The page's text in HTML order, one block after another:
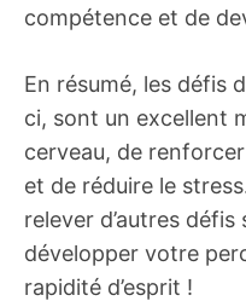
compétence et de
En résumé, les défis
ci, sont un excellent
cerveau, de
et de réduire le
relever d’autres
développer votre
rapidité d’esprit !